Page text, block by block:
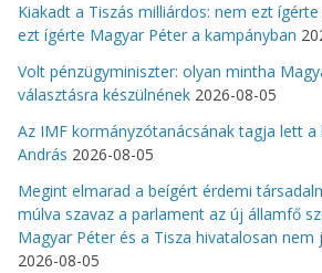
Kiakadt a Tiszás milliárdos: nem ezt
ezt ígérte Magyar Péter a kampányban
Volt pénzügyminiszter: olyan mintha
választásra készülnének 2026-08-05
Az IMF kormányzótanácsának tagja lett a
András 2026-08-05
Megint elmarad a beígért érdemi
múlva szavaz a parlament az új államfő
Magyar Péter és a Tisza hivatalosan nem
2026-08-05